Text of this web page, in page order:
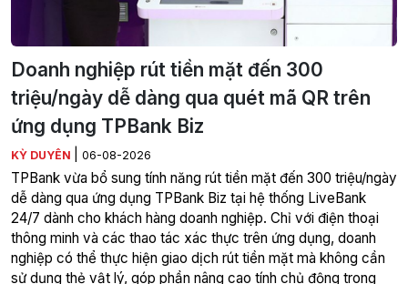
Doanh nghiệp rút tiền mặt đến 300
triệu/ngày dễ dàng qua quét mã QR trên
ứng dụng TPBank Biz
KỲ DUYÊN 06-08-2026
TPBank vừa bổ sung tính năng rút tiền mặt đến 300 triệu/ngày
dễ dàng qua ứng dụng TPBank Biz tại hệ thống LiveBank
24/7 dành cho khách hàng doanh nghiệp. Chỉ với điện thoại
thông minh và các thao tác xác thực trên ứng dụng, doanh
nghiệp có thể thực hiện giao dịch rút tiền mặt mà không cần
sử dụng thẻ vật lý, góp phần nâng cao tính chủ động trong